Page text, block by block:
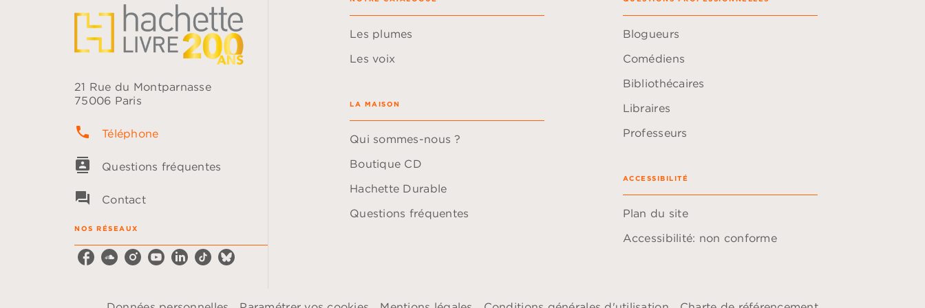
21 Rue du Montparnasse
75006 Paris
phone Téléphone
contacts Questions fréquentes
question_answer Contact
NOS RÉSEAUX
Les plumes
Les voix
LA MAISON
Qui sommes-nous ?
Boutique CD
Hachette Durable
Questions fréquentes
Blogueurs
Comédiens
Bibliothécaires
Libraires
Professeurs
ACCESSIBILITÉ
Plan du site
Accessibilité: non conforme